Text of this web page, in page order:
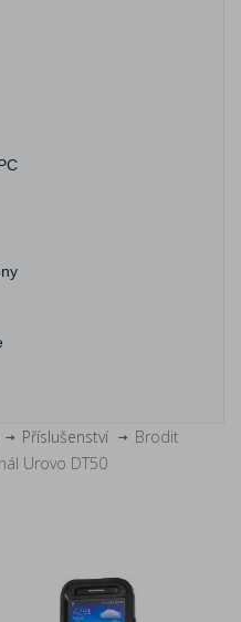
Příslušenství
Brodit
Urovo DT50